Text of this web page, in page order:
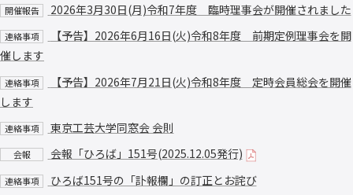
開催報告 2026年3月30日(月)令和7年度 臨時理事会が開催されました
連絡事項
【予告】2026年6月16日(火)令和8年度 前期定例理事会を開
催します
連絡事項
【予告】2026年7月21日(火)令和8年度 定時会員総会を開催
します
連絡事項 東京工芸大学同窓会 会則
会報 会報「ひろば」151号(2025.12.05発行)
連絡事項 ひろば151号の「訃報欄」の訂正とお詫び